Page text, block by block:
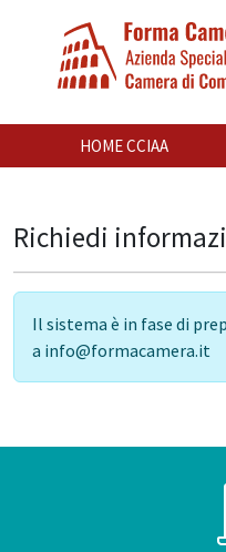
HOME CCIAA
Richiedi
Il sistema è in fase di
a info@formacamera.it